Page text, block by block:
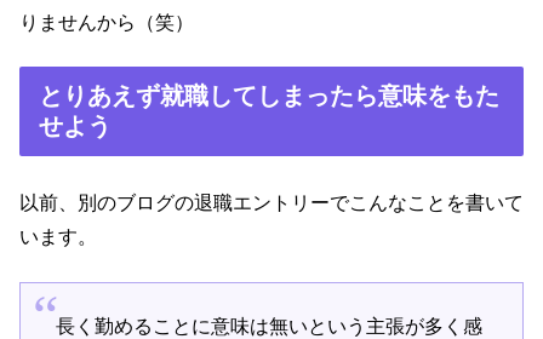
りませんから（笑）
とりあえず就職してしまったら意味をもた
せよう
以前、別のブログの退職エントリーでこんなことを書いて
います。
長く勤めることに意味は無いという主張が多く感